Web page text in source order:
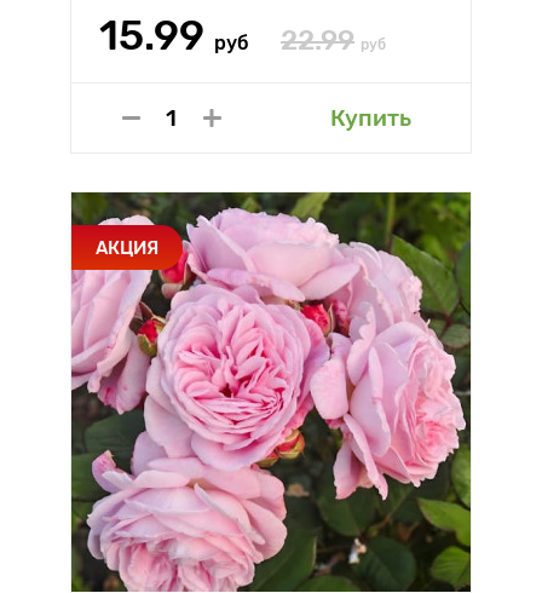
15.99 руб 22.99 руб
Купить
АКЦИЯ